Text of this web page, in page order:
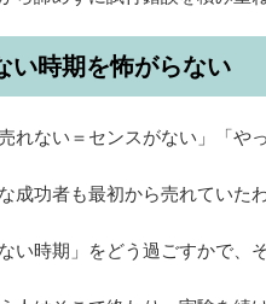
い時期を怖がらない
れない＝センスがない」「や
成功者も最初から売れていた
い時期」をどう過ごすかで、